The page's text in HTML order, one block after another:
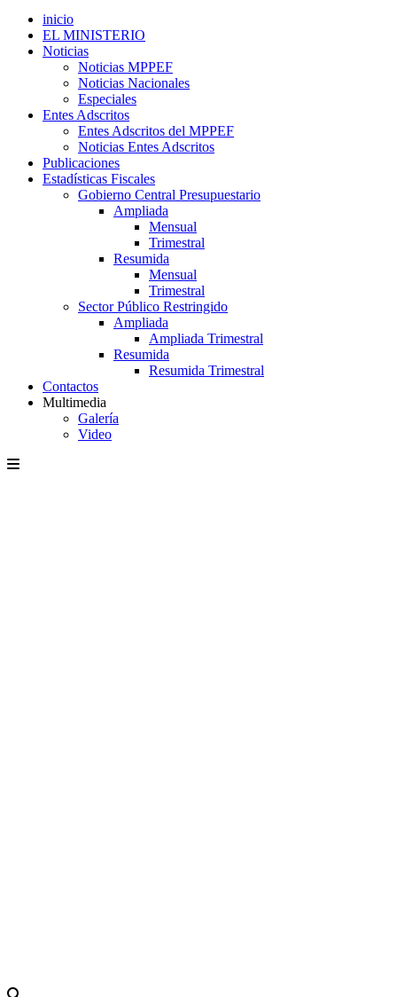
inicio
EL MINISTERIO
Noticias
Noticias MPPEF
Noticias Nacionales
Especiales
Entes Adscritos
Entes Adscritos del MPPEF
Noticias Entes Adscritos
Publicaciones
Estadísticas Fiscales
Gobierno Central Presupuestario
Ampliada
Mensual
Trimestral
Resumida
Mensual
Trimestral
Sector Público Restringido
Ampliada
Ampliada Trimestral
Resumida
Resumida Trimestral
Contactos
Multimedia
Galería
Video